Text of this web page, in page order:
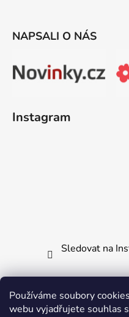
Používáme soubory
webu vyjadřujete souhlas
NAPSALI O NÁS
Instagram
Sledovat na
Jak vrátit či reklamovat